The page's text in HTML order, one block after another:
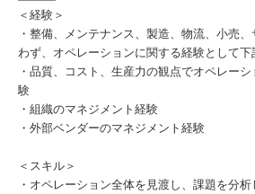
＜経験＞
・整備、メンテナンス、製造、物流、小売
わず、オペレーションに関する経験として
・品質、コスト、生産力の観点でオペレー
験
・組織のマネジメント経験
・外部ベンダーのマネジメント経験
＜スキル＞
・オペレーション全体を見渡し、課題を分